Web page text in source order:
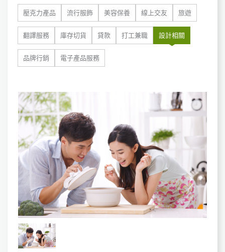
壓克力產品 流行服飾 美容保養 線上交友 旅遊
翻譯服務 庫存切貨 貸款 打工兼職 設計相關
品牌行銷 電子產品服務